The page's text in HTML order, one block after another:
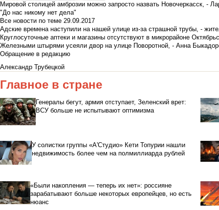
Мировой столицей амброзии можно запросто назвать Новочеркасск, -
"До нас никому нет дела"
Все новости по теме 29.09.2017
Адские времена наступили на нашей улице из-за страшной трубы, -
Круглосуточные аптеки и магазины отсутствуют в микрорайоне
Железными штырями усеяли двор на улице Поворотной, - Анна
Обращение в редакцию
Александр Трубецкой
Главное в стране
Генералы бегут, армия отступает, Зеленский врет:
ВСУ больше не испытывают оптимизма
У солистки группы «А'Студио» Кети Топурии нашли
недвижимость более чем на полмиллиарда рублей
«Были накопления — теперь их нет»: россияне
зарабатывают больше некоторых европейцев, но есть
нюанс